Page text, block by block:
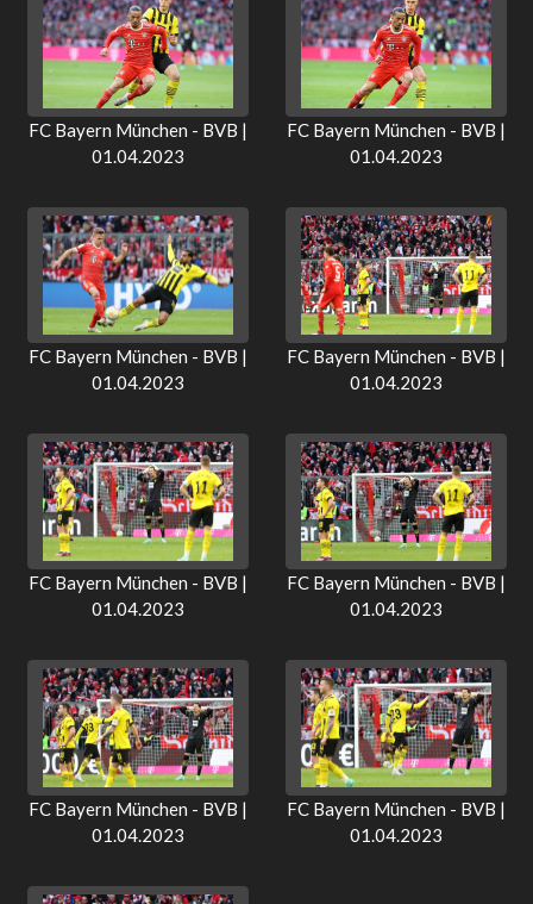
FC Bayern München - BVB |
01.04.2023
FC Bayern München - BVB |
01.04.2023
FC Bayern München - BVB |
01.04.2023
FC Bayern München - BVB |
01.04.2023
FC Bayern München - BVB |
01.04.2023
FC Bayern München - BVB |
01.04.2023
FC Bayern München - BVB |
01.04.2023
FC Bayern München - BVB |
01.04.2023